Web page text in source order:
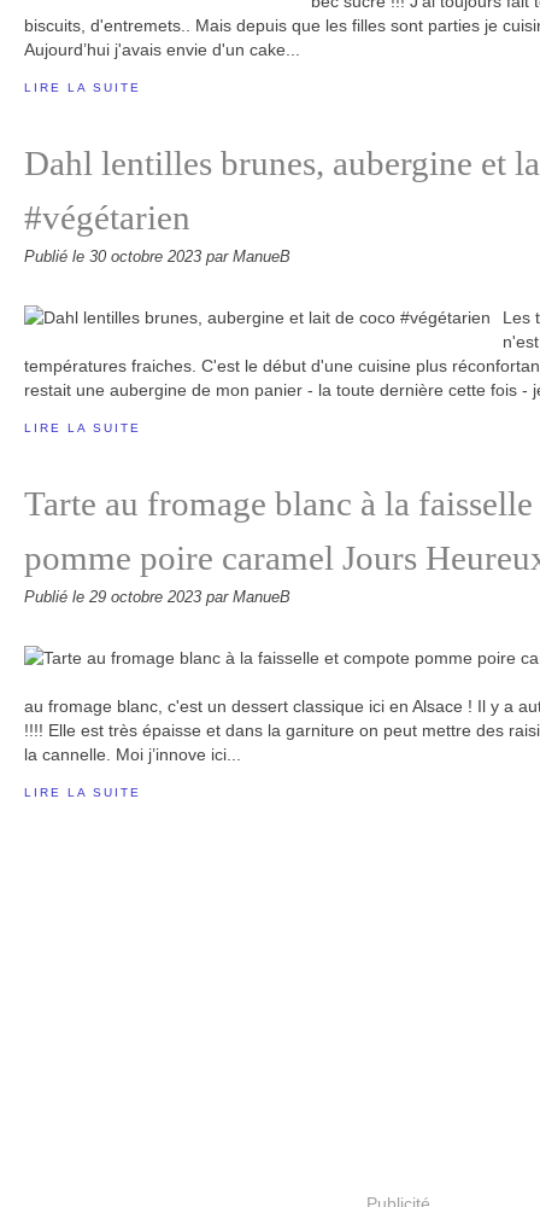
biscuits, d'entremets.. Mais depuis que les filles sont parties je
Aujourd’hui j'avais envie d'un cake...
LIRE LA SUITE
Dahl lentilles brunes, aubergine et
#végétarien
Publié le 30 octobre 2023 par ManueB
Les
températures fraiches. C'est le début d'une cuisine plus
restait une aubergine de mon panier - la toute dernière cette fois -
LIRE LA SUITE
Tarte au fromage blanc à la
pomme poire caramel Jours
Publié le 29 octobre 2023 par ManueB
au fromage blanc, c'est un dessert classique ici en Alsace ! Il y a
!!!! Elle est très épaisse et dans la garniture on peut mettre des
la cannelle. Moi j’innove ici...
LIRE LA SUITE